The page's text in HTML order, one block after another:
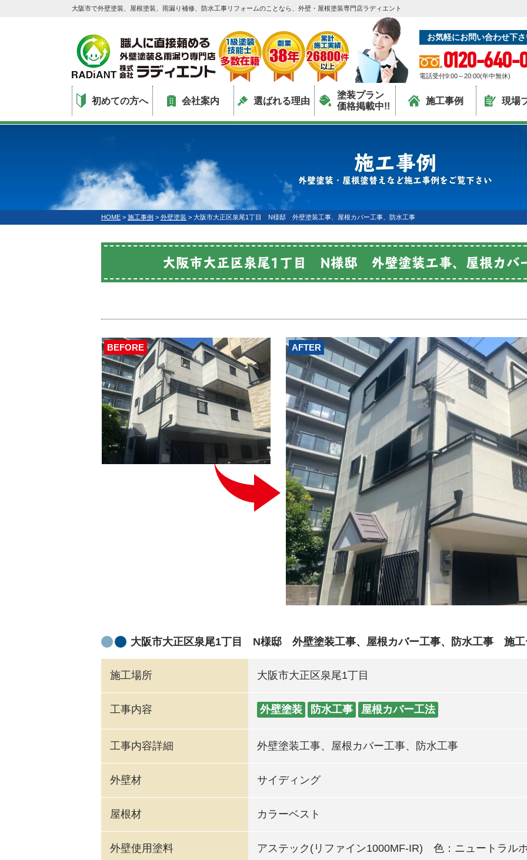
大阪市で外壁塗装、屋根塗装、雨漏り補修、防水工事リフォームのことなら、外壁・屋根塗装専門店ラディエント
お気軽にお問い合わせ下
0120-640-
電話受付9:00～20:00(年中無休)
初めての方へ 会社案内 選ばれる理由
塗装プラン
価格掲載中!!
施工事例 現場
施工事例
外壁塗装・屋根塗替えなど施工事例をご覧下さい
HOME > 施工事例 > 外壁塗装 > 大阪市大正区泉尾1丁目 N様邸 外壁塗装工事、屋根カバー工事、防水工事
大阪市大正区泉尾1丁目 N様邸 外壁塗装工事、屋根カバ
AFTER
BEFORE
大阪市大正区泉尾1丁目 N様邸 外壁塗装工事、屋根カバー工事、防水工事 施工
施工場所 大阪市大正区泉尾1丁目
工事内容 外壁塗装 防水工事 屋根カバー工法
工事内容詳細 外壁塗装工事、屋根カバー工事、防水工事
外壁材 サイディング
屋根材 カラーベスト
外壁使用塗料 アステック(リファイン1000MF-IR) 色：ニュートラル